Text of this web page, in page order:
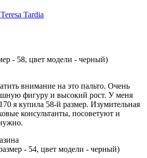
Tardia
- 58, цвет модели - черный)
внимание на это пальто. Очень
фигуру и высокий рост. У меня
я купила 58-й размер. Изумительная
консультанты, посоветуют и
- 54, цвет модели - черный)